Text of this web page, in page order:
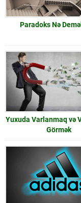
Paradoks Nə
Yuxuda Varlanmaq və
Görmək